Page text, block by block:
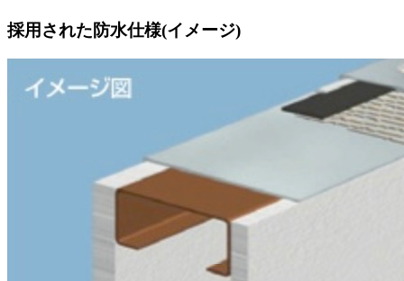
採用された防水仕様(イメージ)